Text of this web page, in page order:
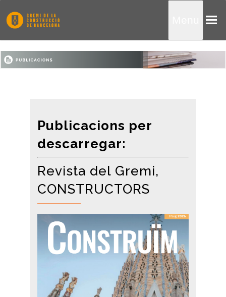
Publicacions per
descarregar:
Revista del Gremi,
CONSTRUCTORS